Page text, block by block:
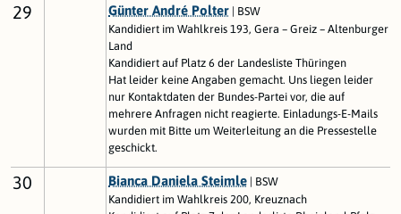
29 Günter André Polter | BSW
Kandidiert im Wahlkreis 193, Gera – Greiz – Altenburger
Land
Kandidiert auf Platz 6 der Landesliste Thüringen
Hat leider keine Angaben gemacht. Uns liegen leider
nur Kontaktdaten der Bundes-Partei vor, die auf
mehrere Anfragen nicht reagierte. Einladungs-E-Mails
wurden mit Bitte um Weiterleitung an die Pressestelle
geschickt.
30 Bianca Daniela Steimle | BSW
Kandidiert im Wahlkreis 200, Kreuznach